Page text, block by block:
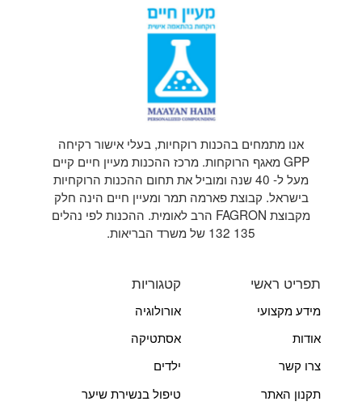
אנו מתמחים בהכנות רוקחיות, בעלי אישור רקיחה
GPP מאגף הרוקחות. מרכז ההכנות מעיין חיים קיים
מעל ל- 40 שנה ומוביל את תחום ההכנות הרוקחיות
בישראל. קבוצת פארמה תמר ומעיין חיים הינה חלק
מקבוצת FAGRON הרב לאומית. ההכנות לפי נהלים
135 132 של משרד הבריאות.
תפריט ראשי
מידע מקצועי
אודות
צרו קשר
תקנון האתר
קטגוריות
אורולוגיה
אסתטיקה
ילדים
טיפול בנשירת שיער